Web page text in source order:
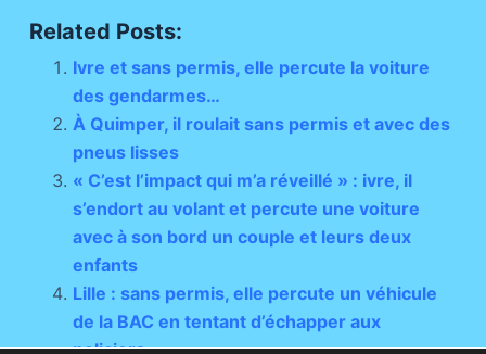
Related Posts:
Ivre et sans permis, elle percute la voiture
des gendarmes…
À Quimper, il roulait sans permis et avec des
pneus lisses
« C’est l’impact qui m’a réveillé » : ivre, il
s’endort au volant et percute une voiture
avec à son bord un couple et leurs deux
enfants
Lille : sans permis, elle percute un véhicule
de la BAC en tentant d’échapper aux
policiers